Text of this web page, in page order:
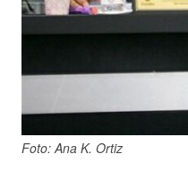
Foto: Ana K. Ortiz